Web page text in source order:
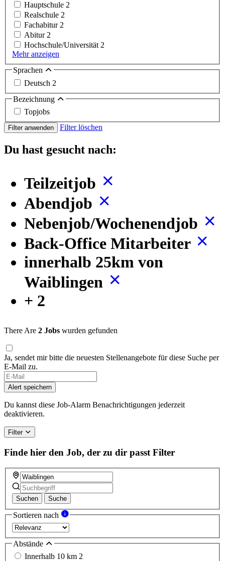
Hauptschule 2
Realschule 2
Fachabitur 2
Abitur 2
Hochschule/Universität 2
Mehr anzeigen
Sprachen
Deutsch 2
Bezeichnung
Topjobs
Filter anwenden Filter löschen
Du hast gesucht nach:
Teilzeitjob
Abendjob
Nebenjob/Wochenendjob
Back-Office Mitarbeiter
innerhalb 25km von
Waiblingen
+ 2
There Are 2 Jobs wurden gefunden
Ja, sendet mir bitte die neuesten Stellenangebote für diese Suche per
E-Mail zu.
Alert speichern
Du kannst diese Job-Alarm Benachrichtigungen jederzeit
deaktivieren.
Filter
Finde hier den Job, der zu dir passt Filter
Suchen Suche
Sortieren nach
Abstände
Innerhalb 10 km 2